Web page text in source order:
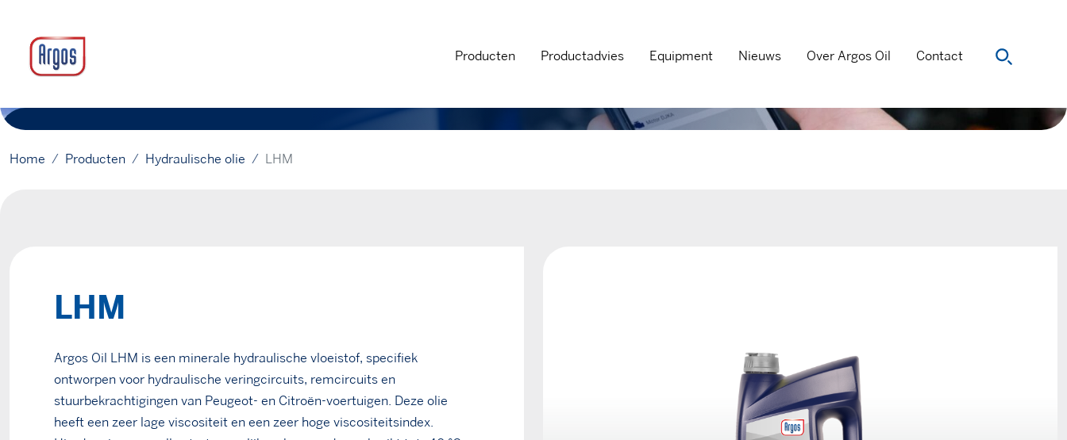
Producten Productadvies Equipment Nieuws Over Argos Oil Contact
Home Producten Hydraulische olie LHM
LHM
Argos Oil LHM is een minerale hydraulische vloeistof, specifiek
ontworpen voor hydraulische veringcircuits, remcircuits en
stuurbekrachtigingen van Peugeot- en Citroën-voertuigen. Deze olie
heeft een zeer lage viscositeit en een zeer hoge viscositeitsindex.